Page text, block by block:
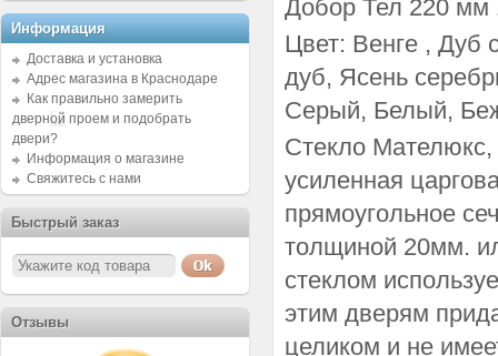
Добор Тел 220 мм
Цвет: Венге ,
дуб, Ясень
Серый, Белый,
Стекло
усиленная
прямоугольное
толщиной 20мм.
стеклом
этим дверям
целиком и не
Информация
Доставка и установка
Адрес магазина в Краснодаре
Как правильно замерить
дверной проем и подобрать
двери?
Информация о магазине
Свяжитесь с нами
Быстрый заказ
Отзывы